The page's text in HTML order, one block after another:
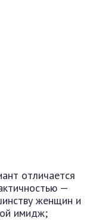
отличается
—
женщин и
имидж;